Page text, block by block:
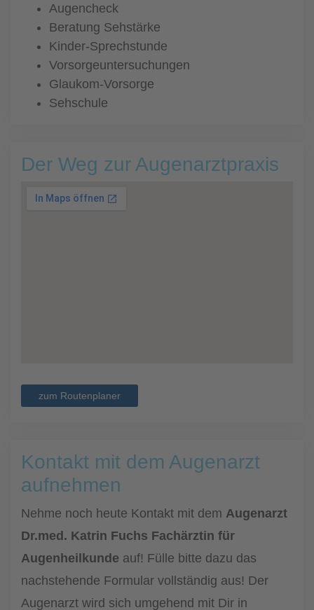
Augencheck
Beratung Sehstärke
Kinder-Sprechstunde
Vorsorgeuntersuchungen
Glaukom-Vorsorge
Sehschule
Der Weg zur Augenarztpraxis
zum Routenplaner
Kontakt mit dem Augenarzt
aufnehmen
Nehme noch heute Kontakt mit dem Augenarzt
Dr.med. Katrin Fuchs Fachärztin für
Augenheilkunde auf! Fülle bitte dazu das
nachstehende Formular vollständig aus! Der
Augenarzt wird sich umgehend mit Dir in